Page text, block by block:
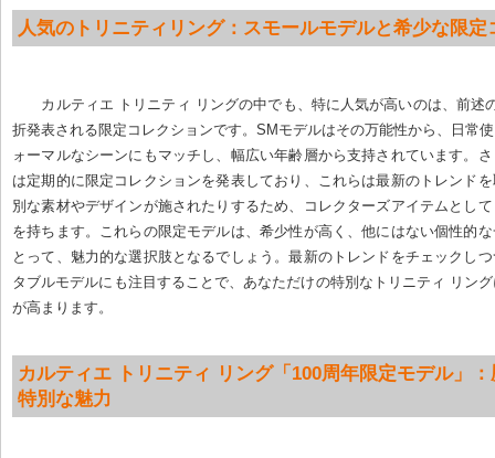
人気のトリニティリング：スモールモデルと希少な限定
カルティエ トリニティ リングの中でも、特に人気が高いのは、前述
折発表される限定コレクションです。SMモデルはその万能性から、日常
ォーマルなシーンにもマッチし、幅広い年齢層から支持されています。
は定期的に限定コレクションを発表しており、これらは最新のトレンド
別な素材やデザインが施されたりするため、コレクターズアイテムとし
を持ちます。これらの限定モデルは、希少性が高く、他にはない個性的
とって、魅力的な選択肢となるでしょう。最新のトレンドをチェックし
タブルモデルにも注目することで、あなただけの特別なトリニティ リン
が高まります。
カルティエ トリニティ リング「100周年限定モデル」
特別な魅力